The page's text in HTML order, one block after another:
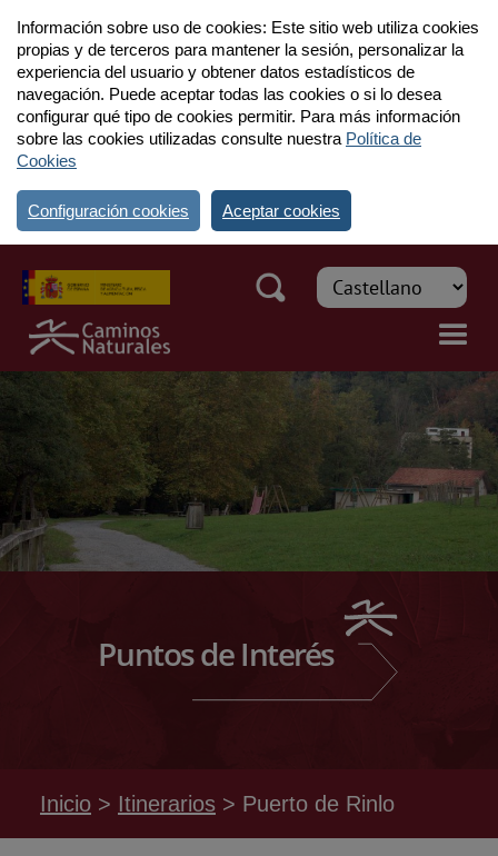
Información sobre uso de cookies: Este sitio web utiliza cookies
propias y de terceros para mantener la sesión, personalizar la
experiencia del usuario y obtener datos estadísticos de
navegación. Puede aceptar todas las cookies o si lo desea
configurar qué tipo de cookies permitir. Para más información
sobre las cookies utilizadas consulte nuestra Política de
Cookies
Configuración cookies Aceptar cookies
Puntos de Interés
Inicio Itinerarios Puerto de Rinlo